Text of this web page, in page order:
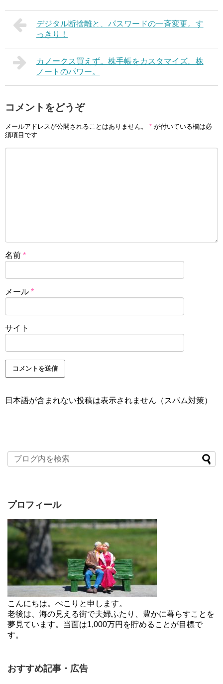
デジタル断捨離と、パスワードの一斉変更。す
っきり！
カノークス買えず。株手帳をカスタマイズ。株
ノートのパワー。
コメントをどうぞ
メールアドレスが公開されることはありません。 * が付いている欄は必
須項目です
名前 *
メール *
サイト
日本語が含まれない投稿は表示されません（スパム対策）
プロフィール
こんにちは。ぺこりと申します。
老後は、海の見える街で夫婦ふたり、豊かに暮らすことを
夢見ています。当面は1,000万円を貯めることが目標で
す。
おすすめ記事・広告